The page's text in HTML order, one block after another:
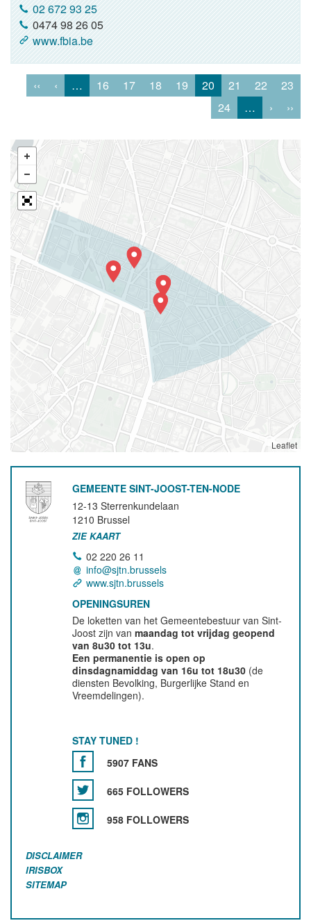
02 672 93 25
0474 98 26 05
www.fbia.be
‹‹ ‹ … 16 17 18 19 20 21 22
23
24
… › ››
Leaflet
GEMEENTE SINT-JOOST-TEN-NODE
12-13 Sterrenkundelaan
1210 Brussel
ZIE KAART
02 220 26 11
info@sjtn.brussels
www.sjtn.brussels
OPENINGSUREN
De loketten van het Gemeentebestuur van Sint-
Joost zijn vanmaandag tot vrijdag geopend
van 8u30 tot 13u.
Een permanentie is open op
dinsdagnamiddag van 16u tot 18u30 (de
diensten Bevolking, Burgerlijke Stand en
Vreemdelingen).
STAY TUNED !
5907 FANS
665 FOLLOWERS
958 FOLLOWERS
DISCLAIMER
IRISBOX
SITEMAP